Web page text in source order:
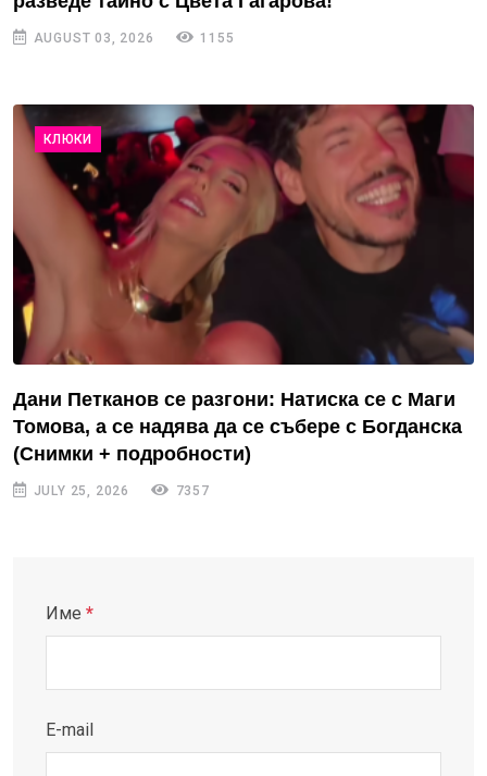
AUGUST 03, 2026 1155
КЛЮКИ
Дани Петканов се разгони: Натиска се с Маги
Томова, а се надява да се събере с Богданска
(Снимки + подробности)
JULY 25, 2026 7357
Име *
E-mail